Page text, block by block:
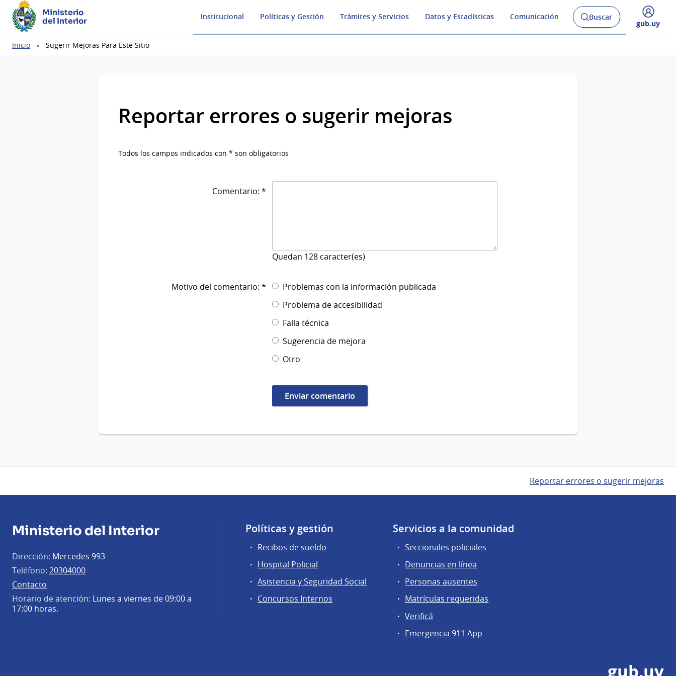
Ministerio
del Interior
Institucional Políticas y Gestión Trámites y Servicios Datos y Estadísticas Comunicación
Abrir
buscador
Buscar
Desplegar
gub.uy
Ruta
Inicio Sugerir Mejoras Para Este Sitio
Reportar errores o sugerir mejoras
Todos los campos indicados con * son obligatorios
Comentario: *
Quedan 128 caracter(es)
Motivo del comentario: *
Problemas con la información publicada
Problema de accesibilidad
Falla técnica
Sugerencia de mejora
Otro
Reportar errores o sugerir mejoras
Ministerio del Interior
Dirección: Mercedes 993
Teléfono: 20304000
Contacto
Horario de atención: Lunes a viernes de 09:00 a
17:00 horas.
Políticas y gestión
Recibos de sueldo
Hospital Policial
Asistencia y Seguridad Social
Concursos Internos
Servicios a la comunidad
Seccionales policiales
Denuncias en línea
Personas ausentes
Matrículas requeridas
Verificá
Emergencia 911 App
gub.uy